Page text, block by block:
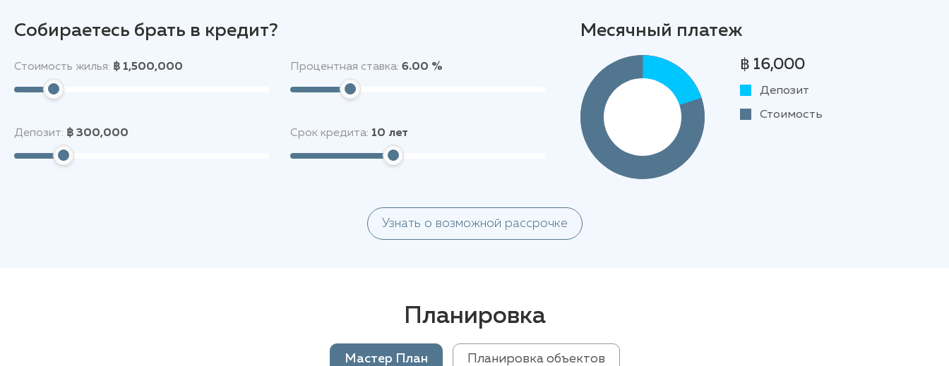
Собираетесь брать в кредит?
Стоимость жилья: ฿ 1,500,000 Процентная ставка:6.00 %
Депозит: ฿ 300,000 Срок кредита: 10 лет
Месячный платеж
฿ 16,000
Депозит
Стоимость
Узнать о возможной рассрочке
Планировка
Мастер План Планировка объектов